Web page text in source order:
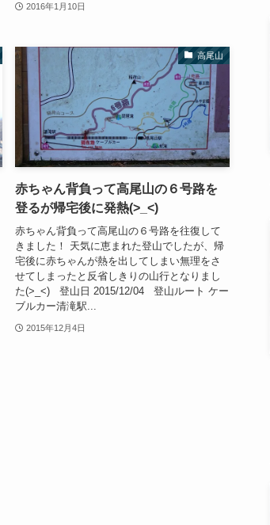
2016年1月10日
高尾山
赤ちゃん背負って高尾山の６号路を
登るが帰宅後に発熱(>_<)
赤ちゃん背負って高尾山の６号路を往復して
きました！ 天気に恵まれた登山でしたが、帰
宅後に赤ちゃんが熱を出してしまい無理をさ
せてしまったと反省しきりの山行となりまし
た(>_<) 登山日 2015/12/04 登山ルート ケー
ブルカー清滝駅...
2015年12月4日